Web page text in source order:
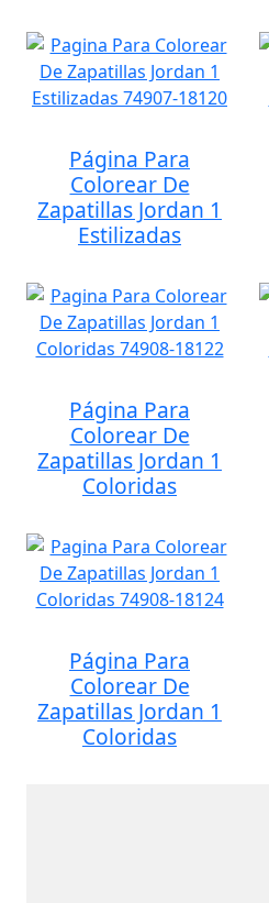
Página Para
Colorear De
Zapatillas Jordan 1
Estilizadas
Página Para
Colorear De
Zapatillas Jordan 1
Coloridas
Página Para
Colorear De
Zapatillas Jordan 1
Coloridas